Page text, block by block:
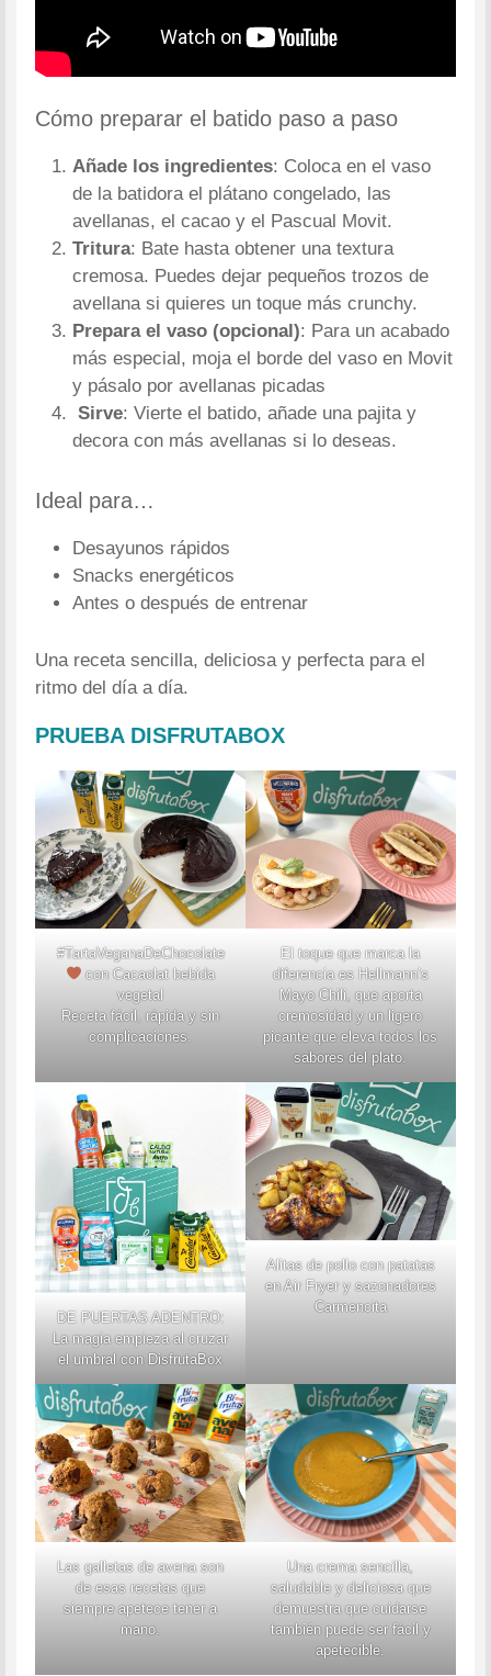
Cómo preparar el batido paso a paso
Añade los ingredientes: Coloca en el vaso
de la batidora el plátano congelado, las
avellanas, el cacao y el Pascual Movit.
Tritura: Bate hasta obtener una textura
cremosa. Puedes dejar pequeños trozos de
avellana si quieres un toque más crunchy.
Prepara el vaso (opcional): Para un acabado
más especial, moja el borde del vaso en Movit
y pásalo por avellanas picadas
Sirve: Vierte el batido, añade una pajita y
decora con más avellanas si lo deseas.
Ideal para…
Desayunos rápidos
Snacks energéticos
Antes o después de entrenar
Una receta sencilla, deliciosa y perfecta para el
ritmo del día a día.
PRUEBA DISFRUTABOX
#TartaVeganaDeChocolate
con Cacaolat bebida
vegetal
Receta fácil, rápida y sin
complicaciones.
El toque quemarca la
diferencia es Hellmann’s
Mayo Chili, que aporta
cremosidad y un ligero
picante que eleva todos los
sabores del plato.
DE PUERTAS ADENTRO:
La magia empieza al cruzar
el umbral con DisfrutaBox
Alitas de pollo con patatas
en Air Fryer y sazonadores
Carmencita
Las galletas de avena son
de esas recetas que
siempre apetece tener a
mano.
Una crema sencilla,
saludable y deliciosa que
demuestra que cuidarse
también puede ser fácil y
apetecible.